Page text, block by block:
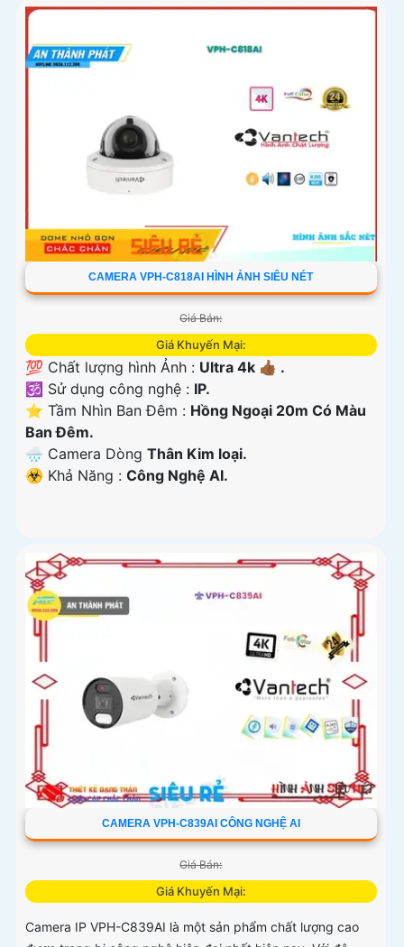
CAMERA VPH-C818AI HÌNH ẢNH SIÊU NÉT
Giá Bán:
Giá Khuyến Mại:
💯 Chất lượng hình Ảnh : Ultra 4k 👍🏾 .
🕉️ Sử dụng công nghệ : IP.
⭐ Tầm Nhìn Ban Đêm : Hồng Ngoại 20m Có Màu
Ban Ðêm.
🌧️ Camera Dòng Thân Kim loại.
️☣️ Khả Năng : Công Nghệ AI.
CAMERA VPH-C839AI CÔNG NGHỆ AI
Giá Bán:
Giá Khuyến Mại:
Camera IP VPH-C839AI là một sản phẩm chất lượng cao